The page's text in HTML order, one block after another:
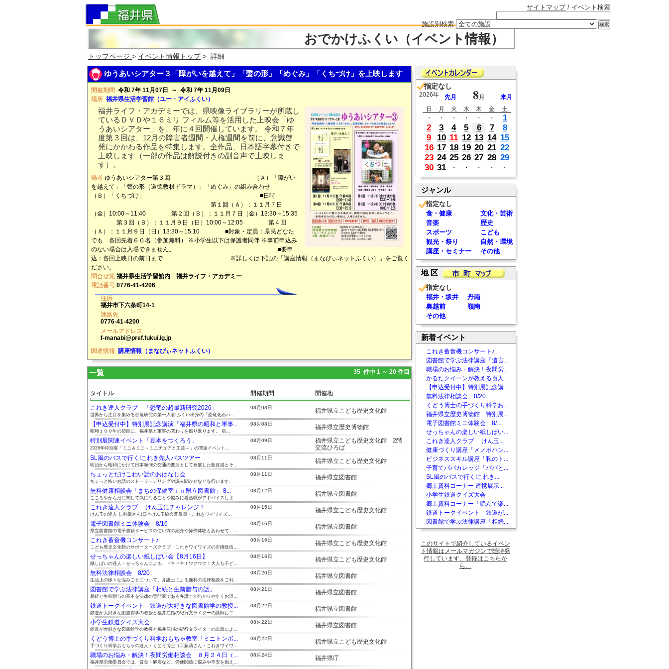
サイトマップ/ イベント検索
施設別検索
おでかけふくい（イベント情報）
トップページ > イベント情報トップ> 詳細
ゆうあいシアター３「障がいを越えて」「聲の形」「めぐみ」「くちづけ」を上映します
開催期間 令和 7年 11月07日 ～ 令和 7年 11月09日
場所 福井県生活学習館（ユー・アイふくい）
福井ライフ・アカデミーでは、県映像ライブラリーが所蔵し
ているＤＶＤや１６ミリ フィルム等を活用した上映会「ゆ
うあいシアター」を、年に４回開催しています。 令和７年
度第３回は、12月の障害者週間・人権週間を前に、意識啓
発にかかわる作品を特集します。全作品、日本語字幕付きで
上映します（一部の作品は解説付きの副音声で上映しま
す）。
備考 ゆうあいシアター第３回 （Ａ）「障がい
を越えて」「聲の形（道徳教材ドラマ）」「めぐみ」の組み合わせ
（Ｂ）「くちづけ」 ■日時
第１回（Ａ）：１１月７日
（金）10:00～11:40 第２回（Ｂ）：１１月７日（金）13:30～15:35
第３回（Ｂ）：１１月９日（日）10:00～12:05 第４回
（Ａ）：１１月９日（日）13:30～15:10 ■対象・定員：県民どなた
でも 各回先着６０名（参加無料） ※小学生以下は保護者同伴 ※事前申込み
のない場合は入場できません。 ■要申
込：各回上映日の前日まで ※詳しくは下記の「講座情報（まなびぃネットふくい）」をご覧く
ださい。
問合せ先 福井県生活学習館内 福井ライフ・アカデミー
電話番号 0776-41-4206
住所
福井市下六条町14-1
連絡先
0776-41-4200
メールアドレス
f-manabi@pref.fukui.lg.jp
関連情報 講座情報（まなびぃネットふくい）
一覧 35 件中 1 ～ 20 件目
タイトル 開催期間 開催地
これき達人クラブ 「恐竜の超最新研究2026」 08月08日 福井県立こども歴史文化館
世界から注目を集める恐竜研究の第一人者!ふくい出身の「恐竜化石ハ...
【申込受付中】特別展記念講演「福井県の昭和と軍事... 08月08日 福井県立歴史博物館
昭和１００年の節目に、福井県と軍事の関わりを振り返ります。 前...
特別展関連イベント「豆本をつくろう」 08月09日
福井県立こども歴史文化館 2階
交流ひろば
2026年特別展「ミニ＆ミニ～ミニチュアと工芸～」の関連イベント...
SL風のバスで行く!これき先人バスツアー 08月11日 福井県立こども歴史文化館
明治から昭和にかけて日本海側の交通の要所として発展した敦賀港とそ...
ちょっとだけこわい話のおはなし会 08月11日 福井県立図書館
ちょっと怖いお話のストーリーテリングや読み聞かせなどを行います。
無料健康相談会「まちの保健室ｉｎ県立図書館」 8... 08月12日 福井県立図書館
こころやからだに関して気になることや悩みに看護職がアドバイスしま...
これき達人クラブ けん玉にチャレンジ！ 08月15日 福井県立こども歴史文化館
けん玉の達人 仁科章さん(日本けん玉協会普及員・これきワイワイズ...
電子図書館ミニ体験会 8/16 08月16日 福井県立図書館
県立図書館の電子書籍サービスの使い方の紹介や操作体験とあわせて、...
これき蓄音機コンサート♪ 08月16日 福井県立こども歴史文化館
こども歴史文化館のサポーターズクラブ・これきワイワイズの市橋政信...
せっちゃんの楽しい紙しばい会【8月16日】 08月16日 福井県立こども歴史文化館
紙しばいの達人・せっちゃんによる、ドキドキ！ワクワク！大人も子ど...
無料法律相談会 8/20 08月20日 福井県立図書館
生活上の様々な悩みごとについて、弁護士による無料の法律相談をご利...
図書館で学ぶ法律講座「相続と生前贈与の話」 08月21日 福井県立図書館
相続と生前贈与の基本を法律の専門家である弁護士がわかりやすくお話...
鉄道トークイベント 鉄道が大好きな図書館学の教授... 08月22日 福井県立図書館
鉄道が大好きな図書館学の教授と福井屈指の紀行文ライターの講師お二...
小学生鉄道クイズ大会 08月22日 福井県立図書館
鉄道が大好きな図書館学の教授と福井屈指の紀行文ライターの出題によ...
くどう博士の手づくり科学おもちゃ教室「ミニトンボ... 08月22日 福井県立こども歴史文化館
手づくり科学おもちゃの達人・くどう博士（工藤清さん・これきワイワ...
職場のお悩み・解決！夜間労働相談会 ８月２４日（... 08月24日 福井県庁
福井県労働委員会では、賃金・解雇など、労使関係に悩みや不安を抱え...
指定なし
2026年 先月 8 月
来月
日
月 火 水 木 金
土
・
・ ・ ・ ・ ・
1
2
3 4 5 6 7
8
9
10 11 12 13 14 15
16 17 18 19 20 21 22
23 24 25 26 27 28 29
30 31 ・ ・ ・ ・ ・
ジャンル
指定なし
食・健康
文化・芸術
音楽
歴史
スポーツ
こども
観光・祭り
自然・環境
講座・セミナー
その他
地 区
指定なし
福井・坂井
丹南
奥越前
嶺南
その他
新着イベント
これき蓄音機コンサート♪
図書館で学ぶ法律講座「遺言...
職場のお悩み・解決！夜間労...
かるたクイーンが教える百人...
【申込受付中】特別展記念講...
無料法律相談会 8/20
くどう博士の手づくり科学お...
福井県立歴史博物館 特別展...
電子図書館ミニ体験会 8/...
せっちゃんの楽しい紙しばい...
これき達人クラブ けん玉...
健康づくり講座「メノポハン...
ビジネススキル講座「私のト...
子育てパパカレッジ「パパと...
SL風のバスで行く!これき...
郷土資料コーナー 連携展示...
小学生鉄道クイズ大会
郷土資料コーナー「読んで楽...
鉄道トークイベント 鉄道が...
図書館で学ぶ法律講座「相続...
このサイトで紹介しているイベン
ト情報はメールマガジンで随時発
行しています。登録はこちらか
ら。